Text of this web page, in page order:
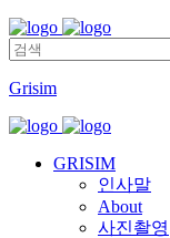
Grisim
GRISIM
인사말
About
사진촬영